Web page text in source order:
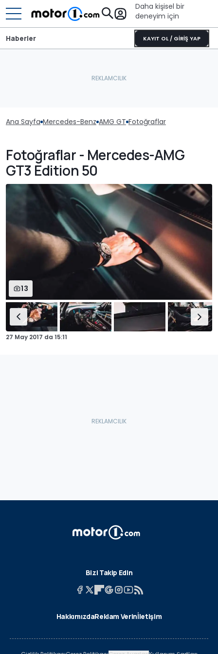
Daha kişisel bir
deneyim için
KAYIT OL / GİRİŞ YAP
Haberler
Ana Sayfa Mercedes-Benz AMG GT Fotoğraflar
Fotoğraflar - Mercedes-AMG
GT3 Edition 50
13
27 May 2017 da 15:11
Bizi Takip Edin
HakkımızdaReklam Verinİletişim